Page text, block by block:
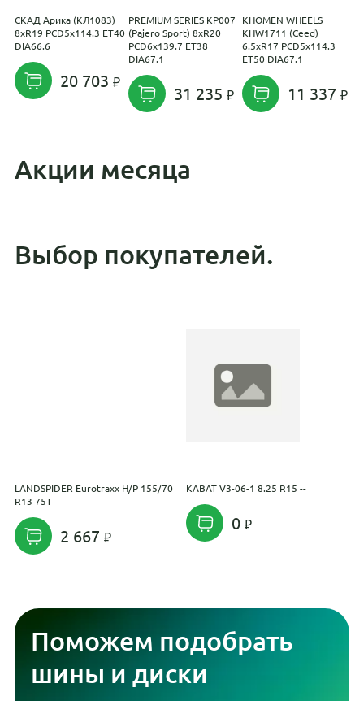
СКАД Арика (КЛ1083)
8xR19 PCD5x114.3 ET40
DIA66.6
20 703
PREMIUM SERIES КР007
(Pajero Sport) 8xR20
PCD6x139.7 ET38
DIA67.1
31 235
KHOMEN WHEELS
KHW1711 (Ceed)
6.5xR17 PCD5x114.3
ET50 DIA67.1
11 337
Акции месяца
Выбор покупателей.
LANDSPIDER Eurotraxx H/P 155/70
R13 75T
2 667
KABAT V3-06-1 8.25 R15 --
0
Поможем подобрать
шины и диски